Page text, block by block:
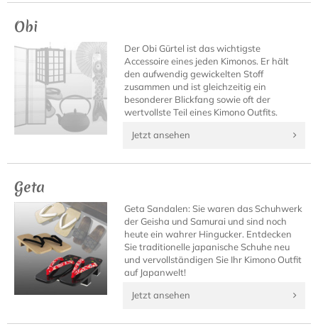
Obi
Der Obi Gürtel ist das wichtigste
Accessoire eines jeden Kimonos. Er hält
den aufwendig gewickelten Stoff
zusammen und ist gleichzeitig ein
besonderer Blickfang sowie oft der
wertvollste Teil eines Kimono Outfits.
Jetzt ansehen
Geta
Geta Sandalen: Sie waren das Schuhwerk
der Geisha und Samurai und sind noch
heute ein wahrer Hingucker. Entdecken
Sie traditionelle japanische Schuhe neu
und vervollständigen Sie Ihr Kimono Outfit
auf Japanwelt!
Jetzt ansehen